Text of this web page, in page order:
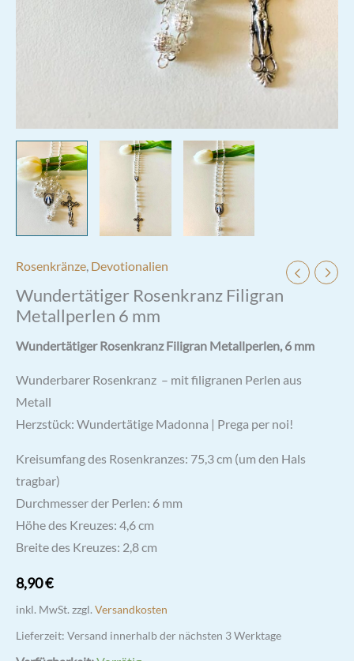
Rosenkränze, Devotionalien
Wundertätiger Rosenkranz Filigran
Metallperlen 6 mm
Wundertätiger Rosenkranz Filigran Metallperlen, 6 mm
Wunderbarer Rosenkranz – mit filigranen Perlen aus
Metall
Herzstück: Wundertätige Madonna | Prega per noi!
Kreisumfang des Rosenkranzes: 75,3 cm (um den Hals
tragbar)
Durchmesser der Perlen: 6 mm
Höhe des Kreuzes: 4,6 cm
Breite des Kreuzes: 2,8 cm
8,90€
inkl. MwSt. zzgl. Versandkosten
Lieferzeit: Versand innerhalb der nächsten 3 Werktage